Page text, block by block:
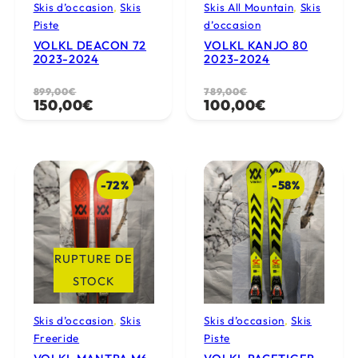
)
Skis d’occasion, Skis
Piste
VOLKL DEACON 72
2023-2024
899,00€
L
e
i
x
i
n
i
t
i
a
l
150,00€
L
e
i
x
a
c
t
u
e
l
e
Skis All Mountain, Skis
d’occasion
VOLKL KANJO 80
2023-2024
789,00€
L
e
x
i
n
i
t
i
a
l
100,00€
L
e
x
a
c
t
u
e
l
e
-72%
RUPTURE DE
STOCK
Skis d’occasion, Skis
Freeride
-58%
Skis d’occasion, Skis
Piste